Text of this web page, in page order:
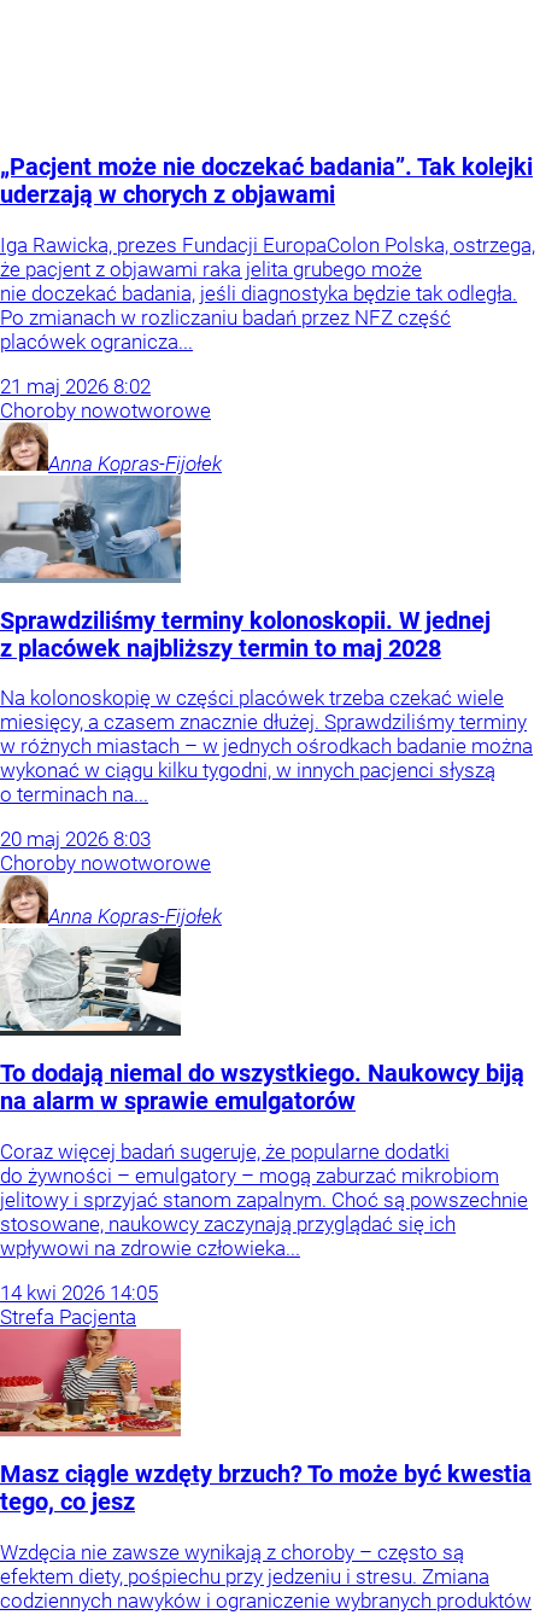
„Pacjent może nie doczekać badania”. Tak kolejki
uderzają w chorych z objawami
Iga Rawicka, prezes Fundacji EuropaColon Polska, ostrzega,
że pacjent z objawami raka jelita grubego może
nie doczekać badania, jeśli diagnostyka będzie tak odległa.
Po zmianach w rozliczaniu badań przez NFZ część
placówek ogranicza...
21 maj 2026 8:02
Choroby nowotworowe
Anna Kopras-Fijołek
Sprawdziliśmy terminy kolonoskopii. W jednej
z placówek najbliższy termin to maj 2028
Na kolonoskopię w części placówek trzeba czekać wiele
miesięcy, a czasem znacznie dłużej. Sprawdziliśmy terminy
w różnych miastach – w jednych ośrodkach badanie można
wykonać w ciągu kilku tygodni, w innych pacjenci słyszą
o terminach na...
20 maj 2026 8:03
Choroby nowotworowe
Anna Kopras-Fijołek
To dodają niemal do wszystkiego. Naukowcy biją
na alarm w sprawie emulgatorów
Coraz więcej badań sugeruje, że popularne dodatki
do żywności – emulgatory – mogą zaburzać mikrobiom
jelitowy i sprzyjać stanom zapalnym. Choć są powszechnie
stosowane, naukowcy zaczynają przyglądać się ich
wpływowi na zdrowie człowieka...
14 kwi 2026 14:05
Strefa Pacjenta
Masz ciągle wzdęty brzuch? To może być kwestia
tego, co jesz
Wzdęcia nie zawsze wynikają z choroby – często są
efektem diety, pośpiechu przy jedzeniu i stresu. Zmiana
codziennych nawyków i ograniczenie wybranych produktów